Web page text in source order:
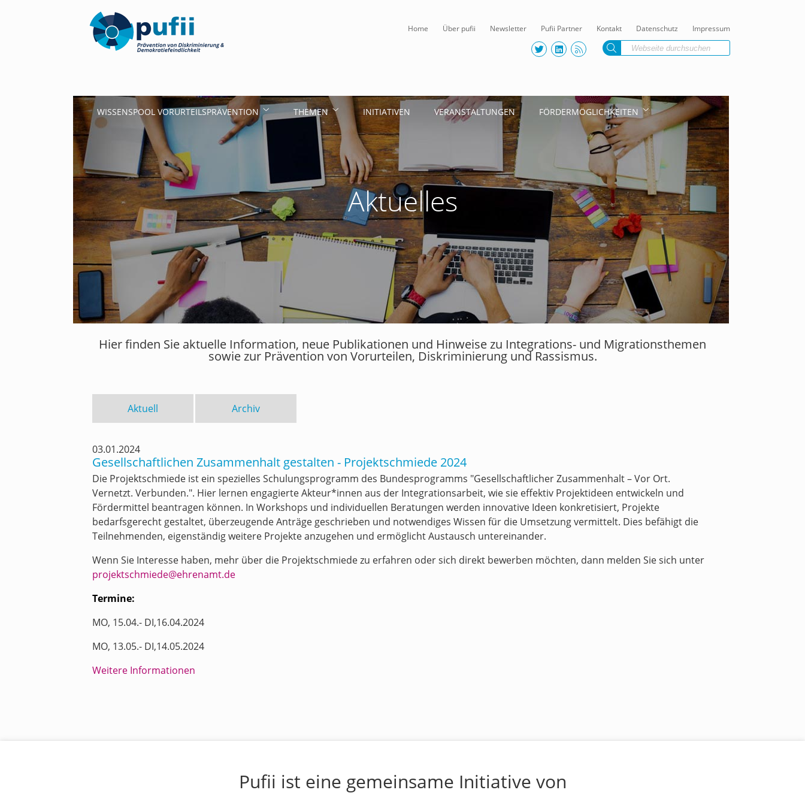
Impressum
Datenschutz
Kontakt
Pufii Partner
Newsletter
Über pufii
Home
WISSENSPOOL VORURTEILSPRÄVENTION THEMEN INITIATIVEN VERANSTALTUNGEN FÖRDERMÖGLICHKEITEN
Aktuelles
Hier finden Sie aktuelle Information, neue Publikationen und Hinweise zu Integrations- und Migrationsthemen
sowie zur Prävention von Vorurteilen, Diskriminierung und Rassismus.
Aktuell Archiv
03.01.2024
Gesellschaftlichen Zusammenhalt gestalten - Projektschmiede 2024
Die Projektschmiede ist ein spezielles Schulungsprogramm des Bundesprogramms "Gesellschaftlicher Zusammenhalt – Vor Ort.
Vernetzt. Verbunden.". Hier lernen engagierte Akteur*innen aus der Integrationsarbeit, wie sie effektiv Projektideen entwickeln und
Fördermittel beantragen können. In Workshops und individuellen Beratungen werden innovative Ideen konkretisiert, Projekte
bedarfsgerecht gestaltet, überzeugende Anträge geschrieben und notwendiges Wissen für die Umsetzung vermittelt. Dies befähigt die
Teilnehmenden, eigenständig weitere Projekte anzugehen und ermöglicht Austausch untereinander.
Wenn Sie Interesse haben, mehr über die Projektschmiede zu erfahren oder sich direkt bewerben möchten, dann melden Sie sich unter
projektschmiede@ehrenamt.de
Termine:
MO, 15.04.- DI,16.04.2024
MO, 13.05.- DI,14.05.2024
Weitere Informationen
Pufii ist eine gemeinsame Initiative von